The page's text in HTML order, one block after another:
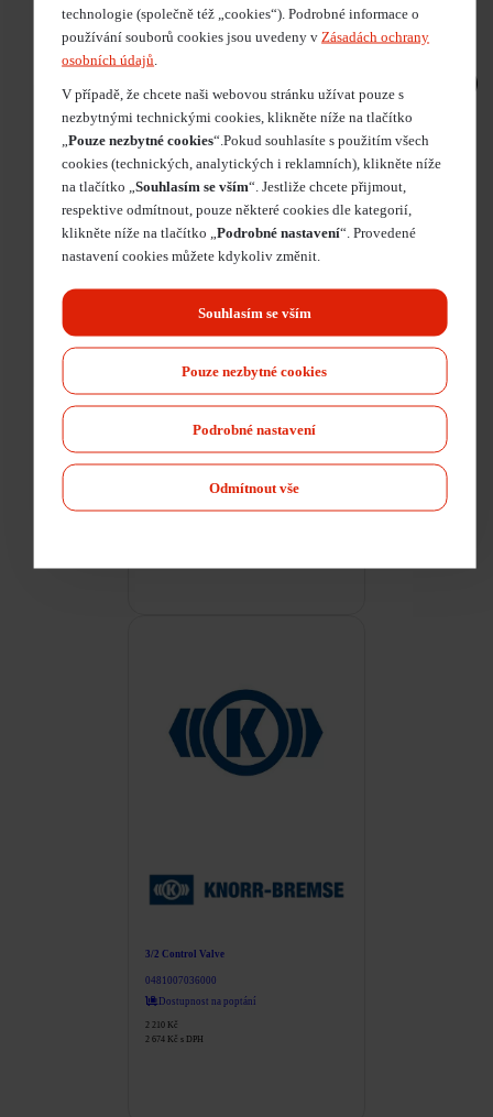
2 160Kčs DPH
Dostupnost na poptání
3/2 Control Valve
0481007036000
Dostupnost na poptání
2 210 Kč
2 674 Kč s DPH
technologie (společně též „cookies“). Podrobné informace o
používání souborů cookies jsou uvedeny v Zásadách ochrany
osobních údajů
V případě, že chcete naši webovou stránku užívat pouze s
nezbytnými technickými cookies, klikněte níže na tlačítko
„Pouze nezbytné cookies“.Pokud souhlasíte s použitím všech
cookies (technických, analytických i reklamních), klikněte níže
na tlačítko „Souhlasím se vším“. Jestliže chcete přijmout,
respektive odmítnout, pouze některé cookies dle kategorií,
klikněte níže na tlačítko „Podrobné nastavení“. Provedené
nastavení cookies můžete kdykoliv změnit.
Souhlasím se vším
Pouze nezbytné cookies
Podrobné nastavení
Odmítnout vše